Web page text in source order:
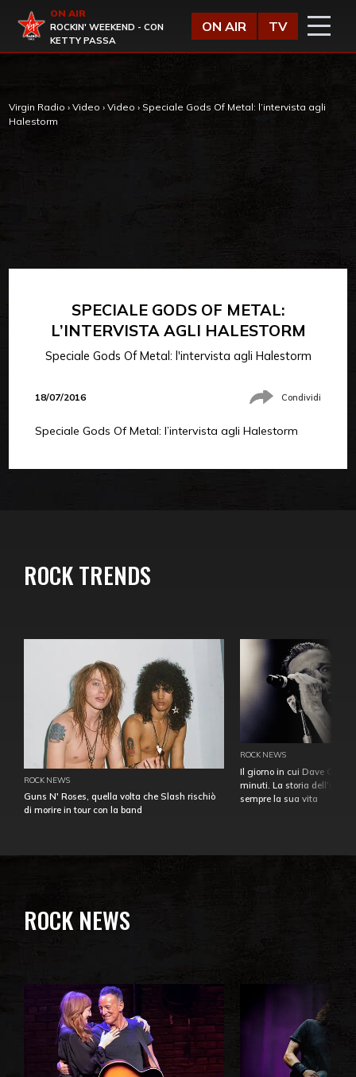
Virgin Radio
ON AIR
ROCKIN' WEEKEND - CON
KETTY PASSA
ON AIR TV
Virgin Radio › Video › Video › Speciale Gods Of Metal: l’intervista agli
Halestorm
SPECIALE GODS OF METAL:
L’INTERVISTA AGLI HALESTORM
Speciale Gods Of Metal: l'intervista agli Halestorm
18/07/2016 Condividi
Speciale Gods Of Metal: l’intervista agli Halestorm
ROCK TRENDS
ROCK NEWS
Guns N' Roses, quella volta che Slash rischiò
di morire in tour con la band
ROCK NEWS
Il giorno in cui Dave
minuti. La storia
sempre la sua vita
ROCK NEWS